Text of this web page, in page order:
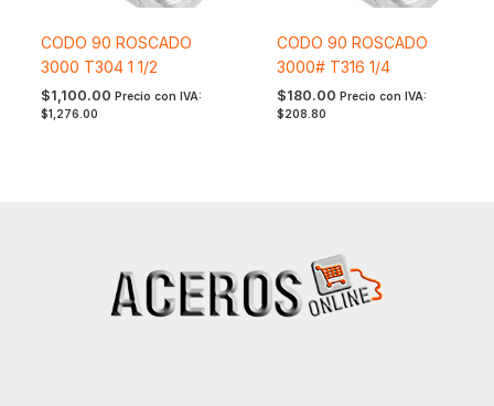
CODO 90 ROSCADO
3000 T304 1 1/2
$1,100.00 Precio con IVA:
$1,276.00
CODO 90 ROSCADO
3000# T316 1/4
$180.00 Precio con IVA:
$208.80